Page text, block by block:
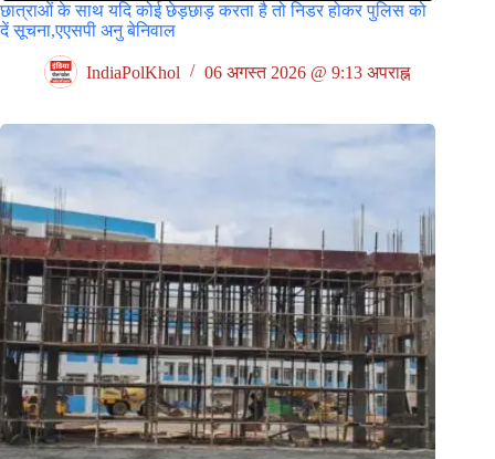
छात्राओं के साथ यदि कोई छेड़छाड़ करता है तो निडर होकर पुलिस को
दें सूचना,एएसपी अनु बेनिवाल
IndiaPolKhol 06 अगस्त 2026 @ 9:13 अपराह्न